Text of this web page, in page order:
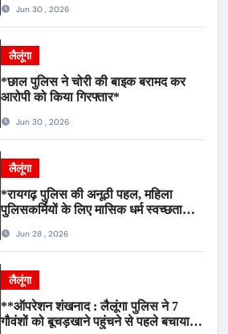
Jun 30 , 2026
लैलूंगा
*छाल पुलिस ने चोरी की बाइक बरामद कर
आरोपी को किया गिरफ्तार*
Jun 30 , 2026
लैलूंगा
*रायगढ़ पुलिस की अनूठी पहल, महिला
पुलिसकर्मियों के लिए मासिक धर्म स्वच्छता
Jun 28 , 2026
लैलूंगा
**ऑपरेशन शंखनाद : लैलूंगा पुलिस ने 7
गौवंशों को बूचड़खाने पहुंचने से पहले बचाया,